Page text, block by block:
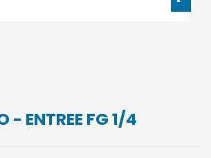
- ENTREE FG 1/4